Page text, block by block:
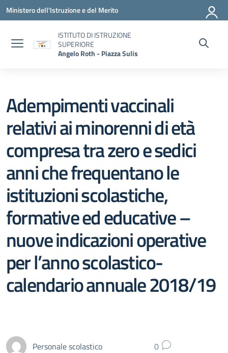
Vai ai contenuti
Vai al menu di navigazione
Vai al footer
Ministero dell'Istruzione e del Merito
ISTITUTO DI ISTRUZIONE
SUPERIORE
Angelo Roth - Piazza Sulis
Adempimenti vaccinali
relativi ai minorenni di età
compresa tra zero e sedici
anni che frequentano le
istituzioni scolastiche,
formative ed educative –
nuove indicazioni operative
per l’anno scolastico-
calendario annuale 2018/19
Personale scolastico 0